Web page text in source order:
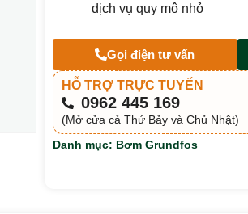
dịch vụ quy mô nhỏ
Gọi điện tư vấn
HỖ TRỢ TRỰC TUYẾN
0962 445 169
(Mở cửa cả Thứ Bảy và Chủ Nhật)
Danh mục: Bơm Grundfos